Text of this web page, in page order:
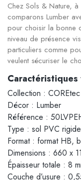
Chez Sols & Nature,
comparons Lumber
pour choisir la bonne
niveau de présence
particuliers comme
veulent sécuriser le
Caractéristiques
Collection :
Décor : Lumber
Référence :
Type : sol PVC
Format : format HB,
Dimensions : 660 x
Épaisseur totale : 8
Couche d’usure :